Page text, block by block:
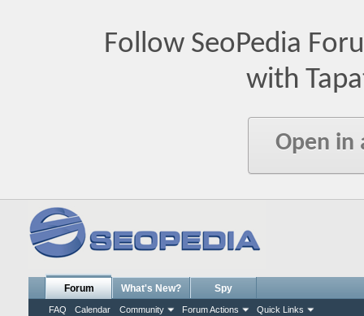
Follow SeoPedia
with
Open in
Forum
FAQ Calendar Community Forum Actions Quick Links
What's New? Spy